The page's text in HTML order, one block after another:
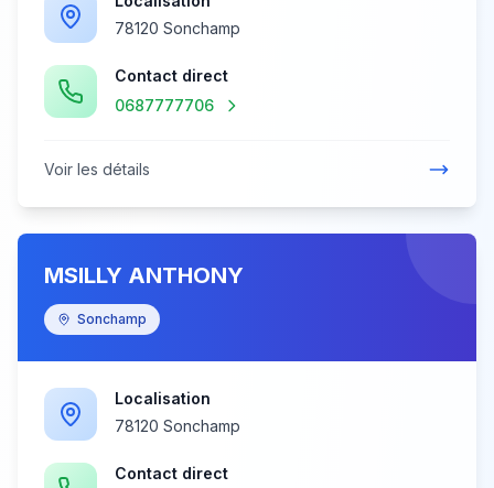
78120 Sonchamp
Contact direct
0687777706
Voir les détails
MSILLY ANTHONY
Sonchamp
Localisation
78120 Sonchamp
Contact direct